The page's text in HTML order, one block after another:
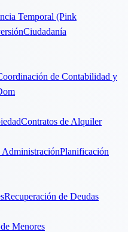
Temporal (Pink
Ciudadanía
de Contabilidad y
Contratos de Alquiler
AdministraciónPlanificación
Recuperación de Deudas
Menores